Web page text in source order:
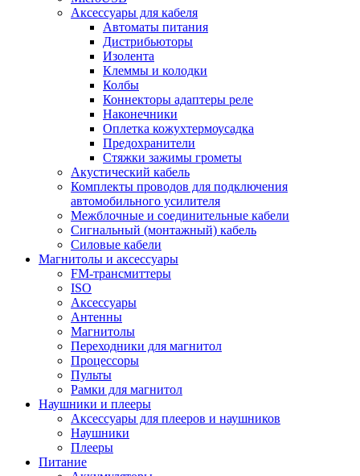
Аксессуары для кабеля
Автоматы питания
Дистрибьюторы
Изолента
Клеммы и колодки
Колбы
Коннекторы адаптеры реле
Наконечники
Оплетка кожухтермоусадка
Предохранители
Стяжки зажимы грометы
Акустический кабель
Комплекты проводов для подключения
автомобильного усилителя
Межблочные и соединительные кабели
Сигнальный (монтажный) кабель
Силовые кабели
Магнитолы и аксессуары
FM-трансмиттеры
ISO
Аксессуары
Антенны
Магнитолы
Переходники для магнитол
Процессоры
Пульты
Рамки для магнитол
Наушники и плееры
Аксессуары для плееров и наушников
Наушники
Плееры
Питание